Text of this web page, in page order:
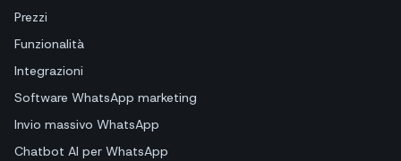
Prezzi
Funzionalità
Integrazioni
Software WhatsApp marketing
Invio massivo WhatsApp
Chatbot AI per WhatsApp